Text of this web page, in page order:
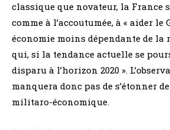
classique que novateur, la France
comme à l’accoutumée, à « aider le
économie moins dépendante de la
qui, si la tendance actuelle se
disparu à l’horizon 2020 ».
manquera donc pas de s’étonner
militaro-économique.